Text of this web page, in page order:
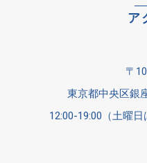
ア
〒
東京都中央区銀
12:00-19:00（土曜